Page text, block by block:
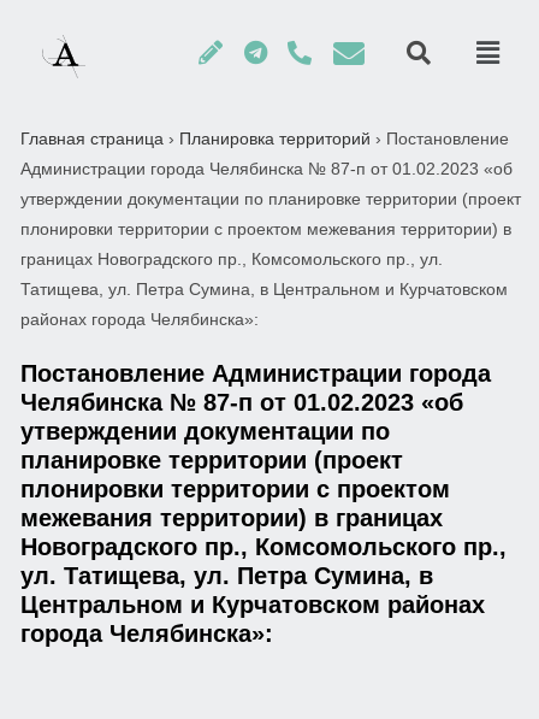
Главная страница › Планировка территорий › Постановление
Администрации города Челябинска № 87-п от 01.02.2023 «об
утверждении документации по планировке территории (проект
плонировки территории с проектом межевания территории) в
границах Новоградского пр., Комсомольского пр., ул.
Татищева, ул. Петра Сумина, в Центральном и Курчатовском
районах города Челябинска»:
Постановление Администрации города
Челябинска № 87-п от 01.02.2023 «об
утверждении документации по
планировке территории (проект
плонировки территории с проектом
межевания территории) в границах
Новоградского пр., Комсомольского пр.,
ул. Татищева, ул. Петра Сумина, в
Центральном и Курчатовском районах
города Челябинска»: